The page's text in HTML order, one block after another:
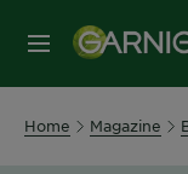
MENU
Home Magazine